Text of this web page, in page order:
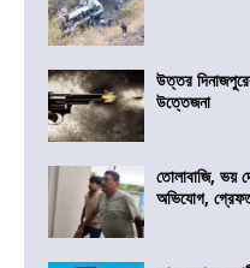
উত্তর
উত্তেজনা
তোলাবাজি, ভয়
অভিযোগ,